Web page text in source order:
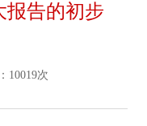
告的初步
10019次